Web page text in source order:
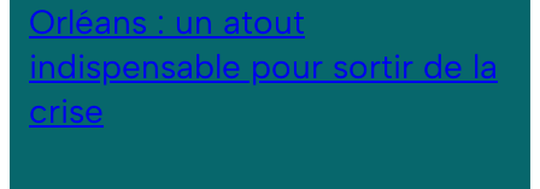
Orléans : un atout
indispensable pour sortir de la
crise